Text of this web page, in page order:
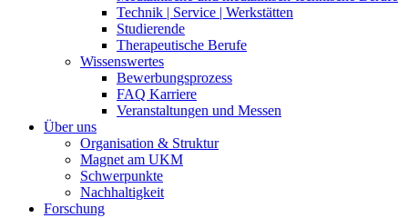
Technik | Service | Werkstätten
Studierende
Therapeutische Berufe
Wissenswertes
Bewerbungsprozess
FAQ Karriere
Veranstaltungen und Messen
Über uns
Organisation & Struktur
Magnet am UKM
Schwerpunkte
Nachhaltigkeit
Forschung